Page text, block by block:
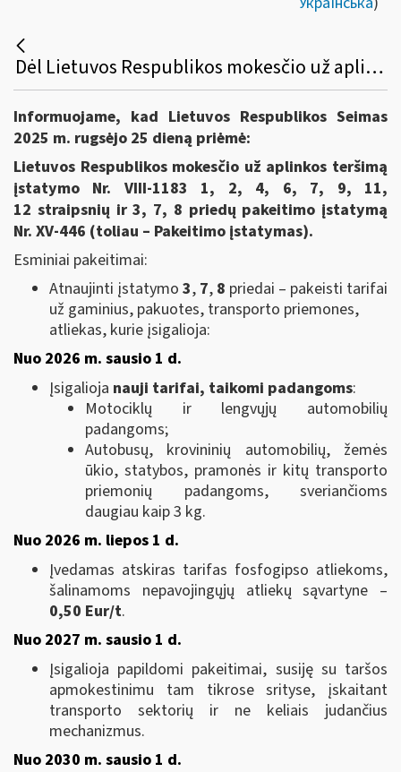
Dėl Lietuvos Respublikos mokesčio už aplinkos teršimą įstatymo Nr. VIII-1183 1, 2, 4, 6, 7, 9, 11, 12 straipsnių ir 3, 7, 8 priedų pakeitimo įstatymo
Informuojame, kad Lietuvos Respublikos Seimas
2025 m. rugsėjo 25 dieną priėmė:
Lietuvos Respublikos mokesčio už aplinkos teršimą
įstatymo Nr. VIII-1183 1, 2, 4, 6, 7, 9, 11,
12 straipsnių ir 3, 7, 8 priedų pakeitimo įstatymą
Nr. XV-446 (toliau – Pakeitimo įstatymas).
Esminiai pakeitimai:
Atnaujinti įstatymo 3, 7, 8 priedai – pakeisti tarifai
už gaminius, pakuotes, transporto priemones,
atliekas, kurie įsigalioja:
Nuo 2026 m. sausio 1 d.
Įsigalioja nauji tarifai, taikomi padangoms:
Motociklų ir lengvųjų automobilių
padangoms;
Autobusų, krovininių automobilių, žemės
ūkio, statybos, pramonės ir kitų transporto
priemonių padangoms, sveriančioms
daugiau kaip 3 kg.
Nuo 2026 m. liepos 1 d.
Įvedamas atskiras tarifas fosfogipso atliekoms,
šalinamoms nepavojingųjų atliekų sąvartyne –
0,50 Eur/t.
Nuo 2027 m. sausio 1 d.
Įsigalioja papildomi pakeitimai, susiję su taršos
apmokestinimu tam tikrose srityse, įskaitant
transporto sektorių ir ne keliais judančius
mechanizmus.
Nuo 2030 m. sausio 1 d.